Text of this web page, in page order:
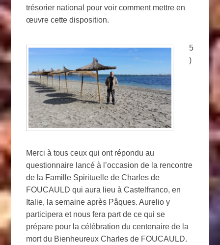
trésorier national pour voir comment mettre en
œuvre cette disposition.
5
)
Merci à tous ceux qui ont répondu au
questionnaire lancé à l’occasion de la rencontre
de la Famille Spirituelle de Charles de
FOUCAULD qui aura lieu à Castelfranco, en
Italie, la semaine après Pâques. Aurelio y
participera et nous fera part de ce qui se
prépare pour la célébration du centenaire de la
mort du Bienheureux Charles de FOUCAULD.